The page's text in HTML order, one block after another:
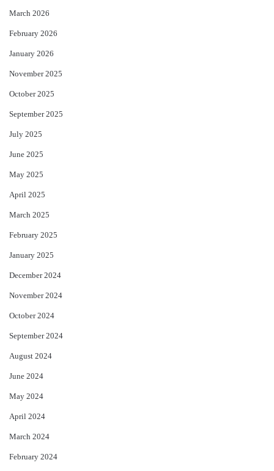
March 2026
February 2026
January 2026
November 2025
October 2025
September 2025
July 2025
June 2025
May 2025
April 2025
March 2025
February 2025
January 2025
December 2024
November 2024
October 2024
September 2024
August 2024
June 2024
May 2024
April 2024
March 2024
February 2024